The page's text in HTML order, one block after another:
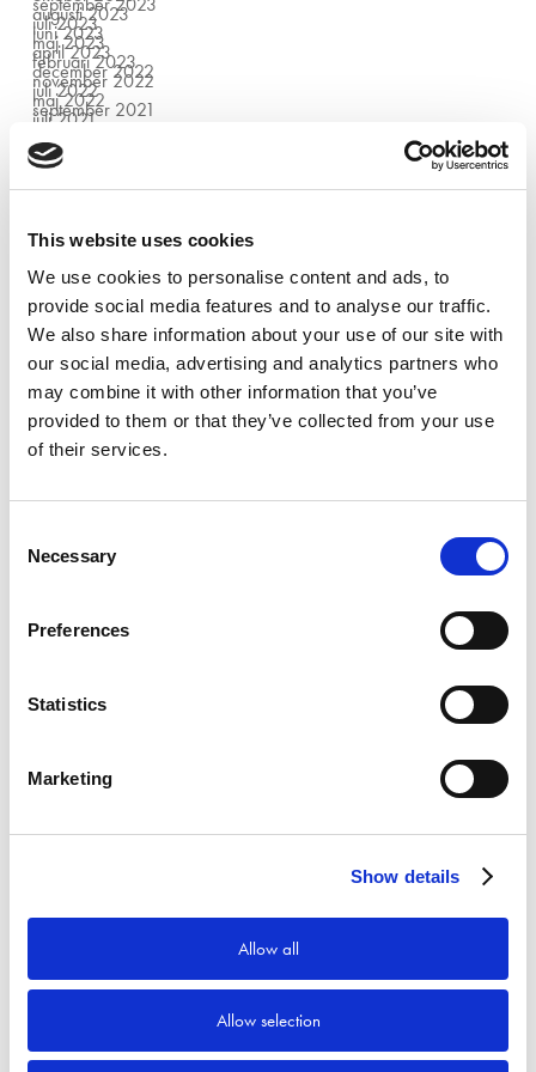
This website uses cookies
We use cookies to personalise content and ads, to
provide social media features and to analyse our traffic.
We also share information about your use of our site with
our social media, advertising and analytics partners who
may combine it with other information that you’ve
provided to them or that they’ve collected from your use
of their services.
Selection
Necessary
Preferences
Statistics
Marketing
Show details
Allow all
Allow selection
augusti 2023
juli 2023
juni 2023
maj 2023
april 2023
februari 2023
december 2022
november 2022
juli 2022
maj 2022
september 2021
juli 2021
juni 2021
oktober 2020
september 2020
juni 2020
januari 2020
september 2019
augusti 2019
juni 2019
februari 2019
januari 2019
oktober 2018
juni 2018
mars 2018
februari 2018
november 2017
oktober 2017
september 2017
juni 2017
maj 2017
mars 2017
oktober 2016
mars 2016
Categories
Ängelholm
Bod
Evenemang
Göteborg
Halmstad
Helsingborg
Huvudkontor
Kran & Hiss
Kristianstad
Malmö
Maskiner
Tjänster
Uncategorized